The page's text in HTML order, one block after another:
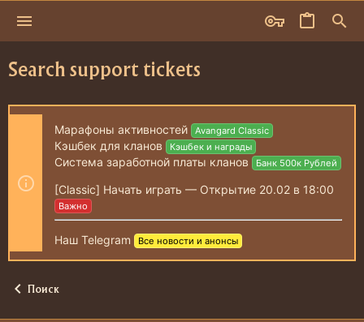
Search support tickets
Марафоны активностей Avangard Classic
Кэшбек для кланов Кэшбек и награды
Система заработной платы кланов Банк 500к Рублей
[Classic] Начать играть — Открытие 20.02 в 18:00
Важно
Наш Telegram Все новости и анонсы
Поиск